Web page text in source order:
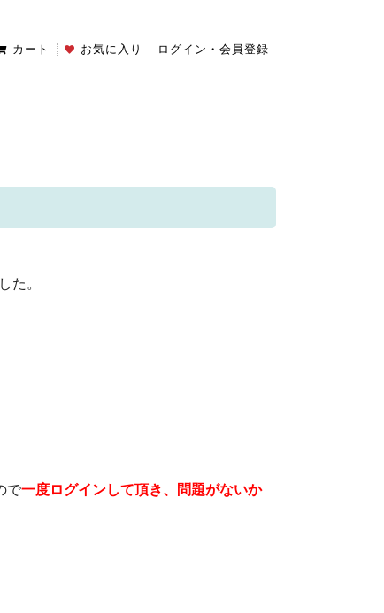
カート お気に入り ログイン・会員登録
た。
で一度ログインして頂き、問題がないか